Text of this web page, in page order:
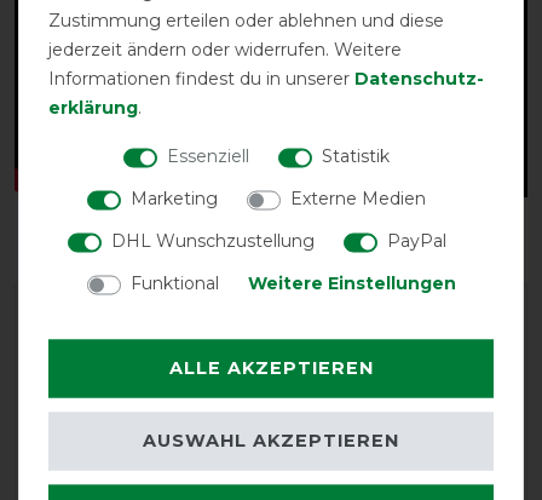
EXCELLENT
Zustimmung erteilen oder ablehnen und diese
jederzeit ändern oder widerrufen. Weitere
Informationen findest du in unserer Daten­schutz­
erklärung.
Essenziell
Statistik
Marketing
Externe Medien
DHL Wunschzustellung
PayPal
Funktional
Weitere Einstellungen
ALLE AKZEPTIEREN
AUSWAHL AKZEPTIEREN